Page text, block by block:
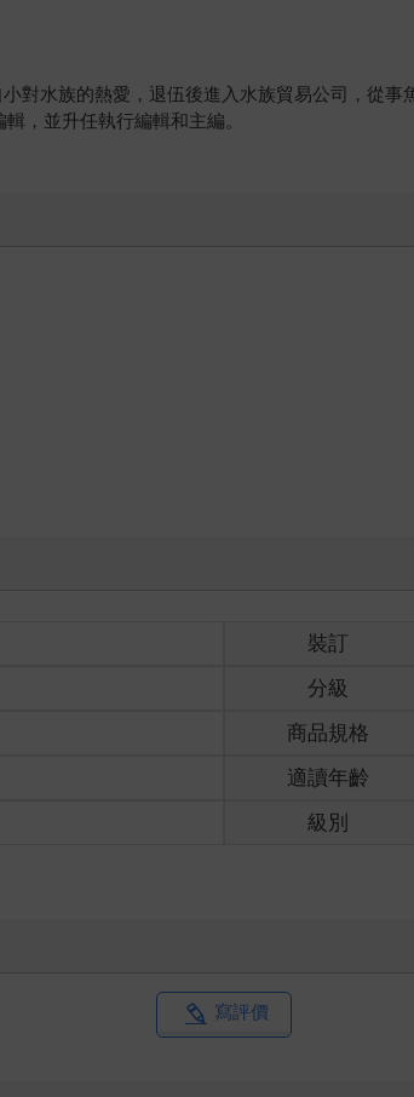
對水族的熱愛，退伍後進入水族貿易公司，從
，並升任執行編輯和主編。
裝訂
分級
商品規格
適讀年齡
級別
寫評價